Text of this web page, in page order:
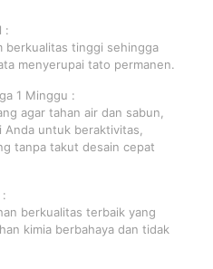
:
berkualitas tinggi sehingga
menyerupai tato permanen.
1 Minggu :
agar tahan air dan sabun,
untuk beraktivitas,
tanpa takut desain cepat
berkualitas terbaik yang
kimia berbahaya dan tidak